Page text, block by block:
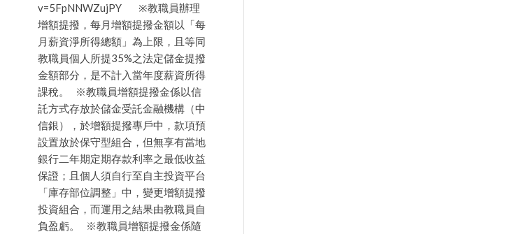
v=5FpNNWZujPY ※教職員辦理
增額提撥，每月增額提撥金額以「每
月薪資淨所得總額」為上限，且等同
教職員個人所提35%之法定儲金提撥
金額部分，是不計入當年度薪資所得
課稅。 ※教職員增額提撥金係以信
託方式存放於儲金受託金融機構（中
信銀），於增額提撥專戶中，款項預
設置放於保守型組合，但無享有當地
銀行二年期定期存款利率之最低收益
保證；且個人須自行至自主投資平台
「庫存部位調整」中，變更增額提撥
投資組合，而運用之結果由教職員自
負盈虧。 ※教職員增額提撥金係隨